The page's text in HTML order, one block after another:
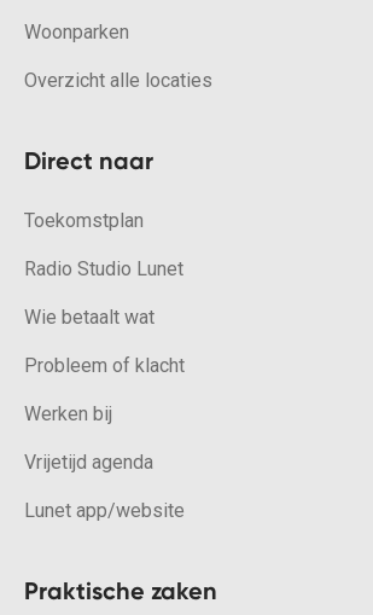
Woonparken
Overzicht alle locaties
Direct naar
Toekomstplan
Radio Studio Lunet
Wie betaalt wat
Probleem of klacht
Werken bij
Vrijetijd agenda
Lunet app/website
Praktische zaken